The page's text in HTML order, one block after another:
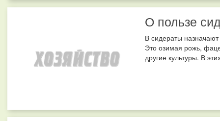
О пользе
В сидераты
Это озимая рожь,
другие культуры. В